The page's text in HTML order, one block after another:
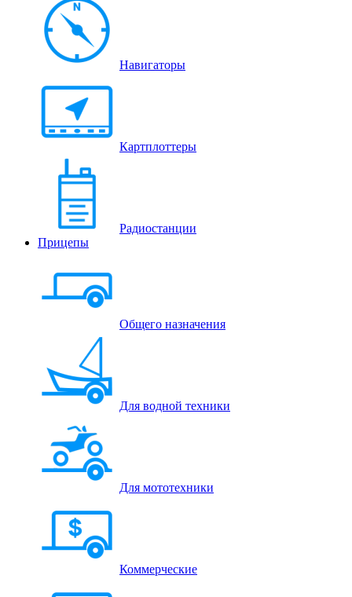
Навигаторы
Картплоттеры
Радиостанции
Прицепы
Общего назначения
Для водной техники
Для мототехники
Коммерческие